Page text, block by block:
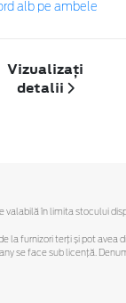
alb pe ambele
Vizualizați
detalii
valabilă în limita stocului
la furnizori terți și pot
se face sub licență.